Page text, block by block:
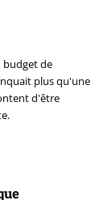
budget de
plus qu'une
d'être